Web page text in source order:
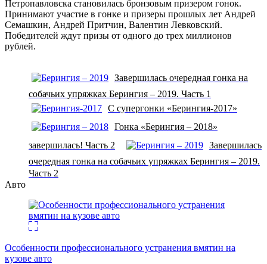
Петропавловска становилась бронзовым призером гонок.
Принимают участие в гонке и призеры прошлых лет Андрей
Семашкин, Андрей Притчин, Валентин Левковский.
Победителей ждут призы от одного до трех миллионов
рублей.
Завершилась очередная гонка на
собачьих упряжках Берингия – 2019. Часть 1
С супергонки «Берингия-2017»
Гонка «Берингия – 2018»
завершилась! Часть 2
Завершилась
очередная гонка на собачьих упряжках Берингия – 2019.
Часть 2
Авто
Особенности профессионального устранения вмятин на
кузове авто